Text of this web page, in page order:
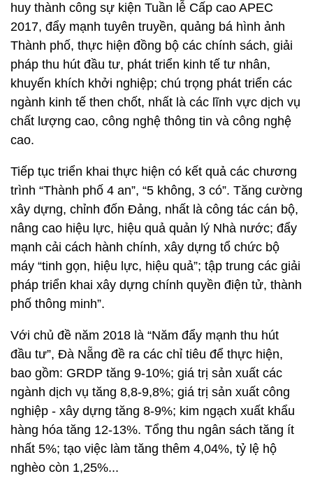
huy thành công sự kiện Tuần lễ Cấp cao APEC
2017, đẩy mạnh tuyên truyền, quảng bá hình ảnh
Thành phố, thực hiện đồng bộ các chính sách, giải
pháp thu hút đầu tư, phát triển kinh tế tư nhân,
khuyến khích khởi nghiệp; chú trọng phát triển các
ngành kinh tế then chốt, nhất là các lĩnh vực dịch vụ
chất lượng cao, công nghệ thông tin và công nghệ
cao.
Tiếp tục triển khai thực hiện có kết quả các chương
trình “Thành phố 4 an”, “5 không, 3 có”. Tăng cường
xây dựng, chỉnh đốn Đảng, nhất là công tác cán bộ,
nâng cao hiệu lực, hiệu quả quản lý Nhà nước; đẩy
mạnh cải cách hành chính, xây dựng tổ chức bộ
máy “tinh gọn, hiệu lực, hiệu quả”; tập trung các giải
pháp triển khai xây dựng chính quyền điện tử, thành
phố thông minh”.
Với chủ đề năm 2018 là “Năm đẩy mạnh thu hút
đầu tư”, Đà Nẵng đề ra các chỉ tiêu để thực hiện,
bao gồm: GRDP tăng 9-10%; giá trị sản xuất các
ngành dịch vụ tăng 8,8-9,8%; giá trị sản xuất công
nghiệp - xây dựng tăng 8-9%; kim ngạch xuất khẩu
hàng hóa tăng 12-13%. Tổng thu ngân sách tăng ít
nhất 5%; tạo việc làm tăng thêm 4,04%, tỷ lệ hộ
nghèo còn 1,25%...